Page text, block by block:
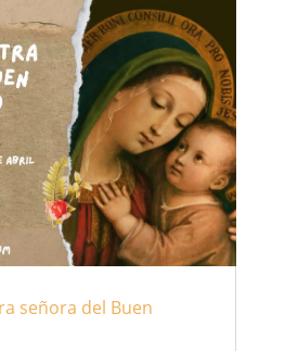
señora del Buen